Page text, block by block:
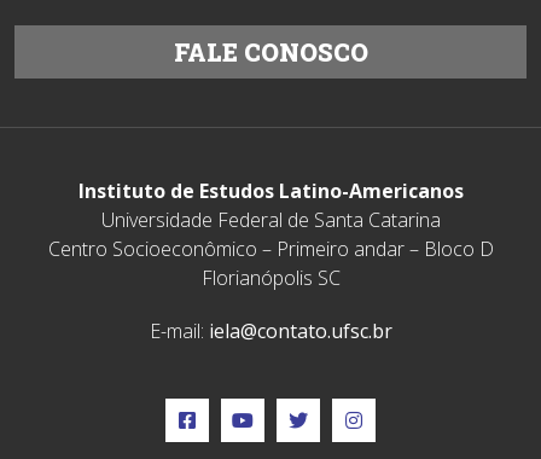
FALE CONOSCO
Instituto de Estudos Latino-Americanos
Universidade Federal de Santa Catarina
Centro Socioeconômico – Primeiro andar – Bloco D
Florianópolis SC
E-mail: iela@contato.ufsc.br